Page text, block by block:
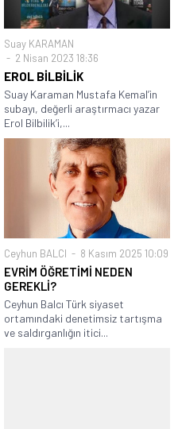
Suay KARAMAN
2 Nisan 2023 18:36
EROL BİLBİLİK
Suay Karaman Mustafa Kemal’in
subayı, değerli araştırmacı yazar
Erol Bilbilik’i,...
Ceyhun BALCI 8 Kasım 2025 10:09
EVRİM ÖĞRETİMİ NEDEN
GEREKLİ?
Ceyhun Balcı Türk siyaset
ortamındaki denetimsiz tartışma
ve saldırganlığın itici...